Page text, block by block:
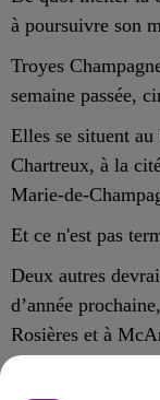
à poursuivre son
Troyes
semaine passée,
Elles se situent
Chartreux, à la
Marie-de-
Et ce n'est pas
Deux autres
d’année
Rosières et à